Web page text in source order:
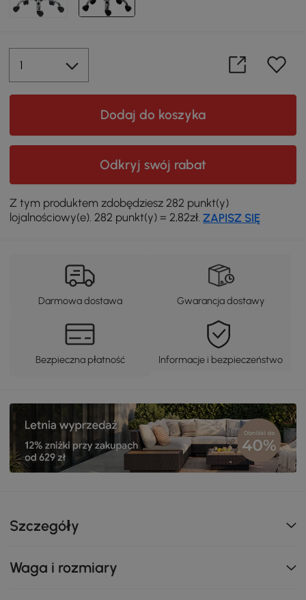
Dodaj do koszyka
Odkryj swój rabat
Z tym produktem zdobędziesz 282 punkt(y)
lojalnościowy(e). 282 punkt(y) = 2,82zł.ZAPISZ SIĘ
Darmowa dostawa Gwarancja dostawy
Bezpieczna płatność Informacje i bezpieczeństwo
Szczegóły
Waga i rozmiary